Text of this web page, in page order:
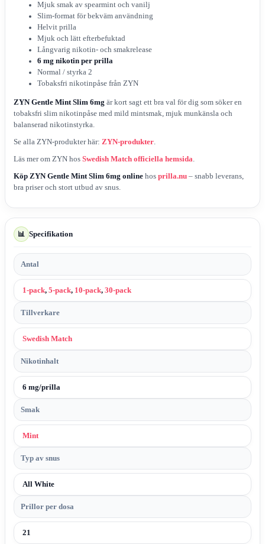
Mjuk smak av spearmint och vanilj
Slim-format för bekväm användning
Helvit prilla
Mjuk och lätt efterbefuktad
Långvarig nikotin- och smakrelease
6 mg nikotin per prilla
Normal / styrka 2
Tobaksfri nikotinpåse från ZYN
ZYN Gentle Mint Slim 6mg är kort sagt ett bra val för dig som söker en
tobaksfri slim nikotinpåse med mild mintsmak, mjuk munkänsla och
balanserad nikotinstyrka.
Se alla ZYN-produkter här: ZYN-produkter
Läs mer om ZYN hos Swedish Match officiella hemsida
Köp ZYN Gentle Mint Slim 6mg online hos prilla.nu – snabb leverans,
bra priser och stort utbud av snus.
📊 Specifikation
Antal
1-pack, 5-pack, 10-pack, 30-pack
Tillverkare
Swedish Match
Nikotinhalt
6 mg/prilla
Smak
Mint
Typ av snus
All White
Prillor per dosa
21